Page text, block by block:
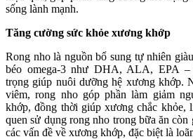
sống lành mạnh.
Tăng cường sức khỏe xương khớp
Rong nho là nguồn bổ sung tự nhiên
béo omega-3 như DHA, ALA, EPA –
trọng giúp nuôi dưỡng hệ xương khớp.
viêm, rong nho góp phần làm giảm
khớp, đồng thời giúp xương chắc khỏe,
quen sử dụng rong nho trong bữa ăn
các vấn đề về xương khớp, đặc biệt là